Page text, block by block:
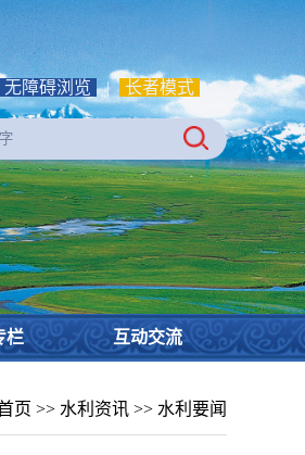
无障碍浏览 | 长者模式
栏 互动交流
页 >> 水利资讯 >> 水利要闻